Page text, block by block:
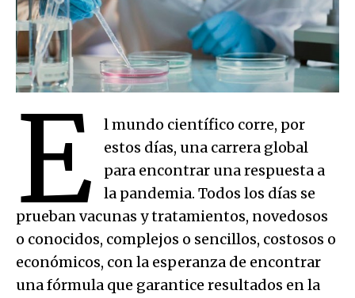
E
l mundo científico corre, por
estos días, una carrera global
para encontrar una respuesta a
la pandemia. Todos los días se
prueban vacunas y tratamientos, novedosos
o conocidos, complejos o sencillos, costosos o
económicos, con la esperanza de encontrar
una fórmula que garantice resultados en la